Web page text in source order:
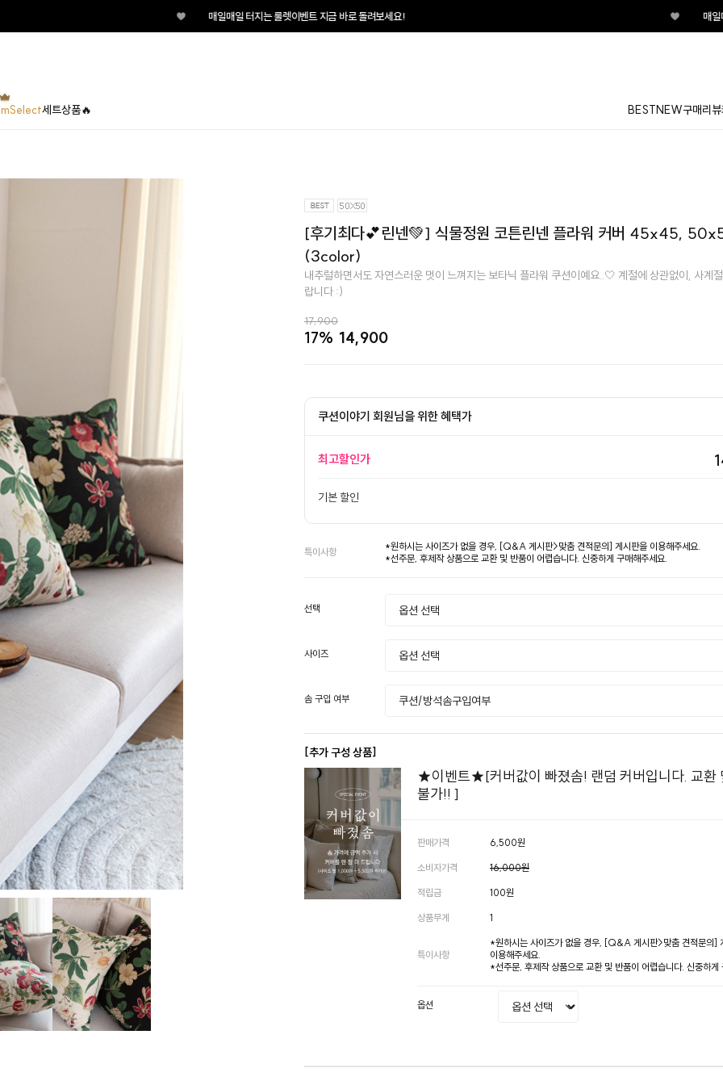
매일매일 터지는 룰렛이벤트 지금 바로 돌려보세요! 매일매일 터지는 룰렛이벤트
세트상품🔥 BESTNEW구매리뷰
[후기최다💕린넨💚] 식물정원 코튼린넨 플라워 커버 45x45,
(3color)
내추럴하면서도 자연스러운 멋이 느껴지는 보타닉 플라워 쿠션이예요..🤍 계절에 상관없이, 사계
랍니다 :)
17,900
17% 14,900
쿠션이야기 회원님을 위한 혜택가
최고할인가
기본 할인
특이사항
*원하시는 사이즈가 없을 경우, [Q&A 게시판>맞춤 견적문의] 게시판을 이용해주세요.
*선주문, 후제작 상품으로 교환 및 반품이 어렵습니다. 신중하게 구매해주세요.
선택
사이즈
솜 구입 여부
[추가 구성 상품]
★이벤트★[커버값이 빠졌솜! 랜덤 커버입니다. 교환
불가!! ]
판매가격 6,500원
소비자가격 16,000원
적립금 100원
상품무게 1
특이사항
*원하시는 사이즈가 없을 경우, [Q&A 게시판>맞춤 견적문의]
이용해주세요.
*선주문, 후제작 상품으로 교환 및 반품이 어렵습니다. 신중하게
옵션